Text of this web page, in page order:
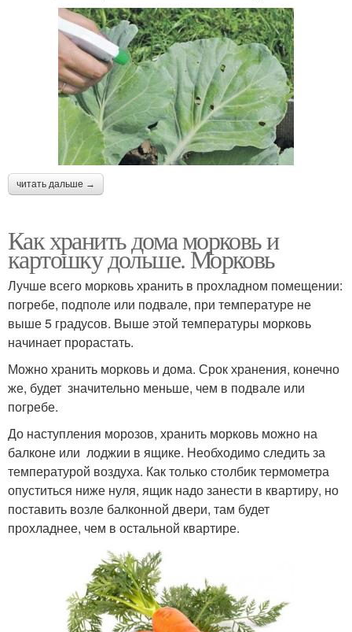
читать дальше →
Как хранить дома морковь и
картошку дольше. Морковь
Лучше всего морковь хранить в прохладном помещении:
погребе, подполе или подвале, при температуре не
выше 5 градусов. Выше этой температуры морковь
начинает прорастать.
Можно хранить морковь и дома. Срок хранения, конечно
же, будет значительно меньше, чем в подвале или
погребе.
До наступления морозов, хранить морковь можно на
балконе или лоджии в ящике. Необходимо следить за
температурой воздуха. Как только столбик термометра
опуститься ниже нуля, ящик надо занести в квартиру, но
поставить возле балконной двери, там будет
прохладнее, чем в остальной квартире.